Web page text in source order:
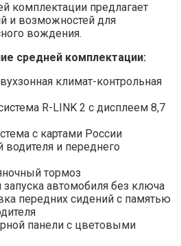
комплектации предлагает
и возможностей для
вождения.
средней комплектации:
климат-контрольная
R-LINK 2 с дисплеем 8,7
с картами России
водителя и переднего
тормоз
запуска автомобиля без ключа
передних сидений с памятью
панели с цветовыми